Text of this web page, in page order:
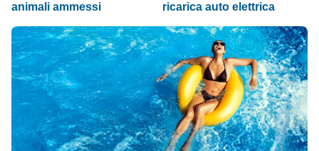
animali ammessi ricarica auto elettrica